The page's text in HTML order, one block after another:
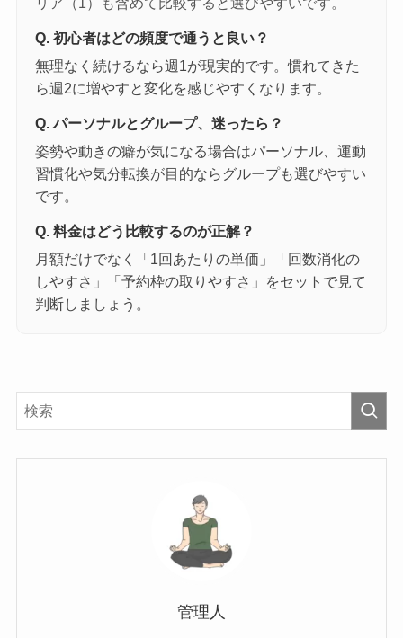
Q. 初心者はどの頻度で通うと良い？
無理なく続けるなら週1が現実的です。慣れてきた
ら週2に増やすと変化を感じやすくなります。
Q. パーソナルとグループ、迷ったら？
姿勢や動きの癖が気になる場合はパーソナル、運動
習慣化や気分転換が目的ならグループも選びやすい
です。
Q. 料金はどう比較するのが正解？
月額だけでなく「1回あたりの単価」「回数消化の
しやすさ」「予約枠の取りやすさ」をセットで見て
判断しましょう。
管理人